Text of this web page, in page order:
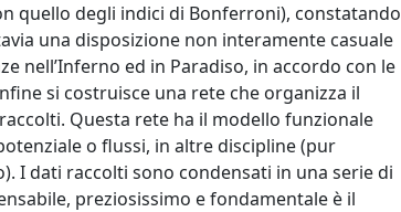
quello degli indici di Bonferroni), constatando
una disposizione non interamente casuale
nell’Inferno ed in Paradiso, in accordo con le
si costruisce una rete che organizza il
Questa rete ha il modello funzionale
o flussi, in altre discipline (pur
I dati raccolti sono condensati in una serie di
preziosissimo e fondamentale è il